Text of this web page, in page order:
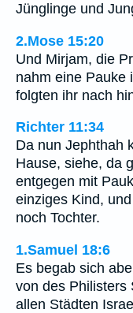
Jünglinge und
2.Mose 15:20
Und Mirjam, die
nahm eine Pauke
folgten ihr nach
Richter 11:34
Da nun Jephthah
Hause, siehe, da
entgegen mit
einziges Kind,
noch Tochter.
1.Samuel 18:6
Es begab sich
von des Philisters
allen Städten